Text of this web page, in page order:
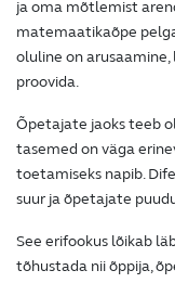
ja oma mõtlemist
matemaatikaõpe
oluline on arusaamine,
proovida.
Õpetajate jaoks teeb
tasemed on väga
toetamiseks napib.
suur ja õpetajate
See erifookus lõikab
tõhustada nii õppija,